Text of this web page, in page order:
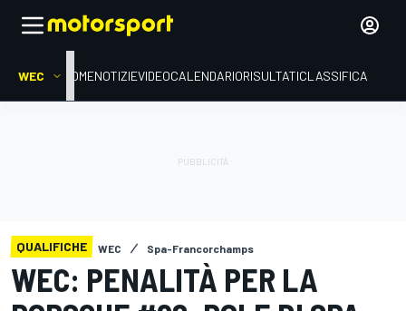
WEC HOMENOTIZIEVIDEOCALENDARIORISULTATICLASSIFICA
QUALIFICHE WEC Spa-Francorchamps
WEC: PENALITÀ PER LA